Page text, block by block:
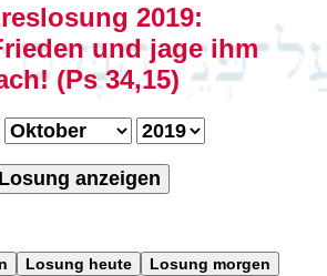
2019:
und jage ihm
(Ps 34,15)
Losung anzeigen
Losung heute
Losung morgen